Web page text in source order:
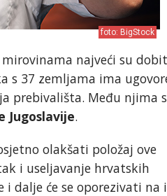
foto: BigStock
najveći su
s 37 zemljama ima
prebivališta. Među njima
Jugoslavije.
olakšati položaj ove
i useljavanje hrvatskih
i dalje će se oporezivati na